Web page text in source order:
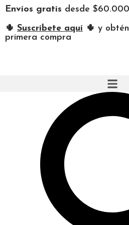
Envíos gratis desde
🌵 Suscríbete aquí 🌵 y
primera compra